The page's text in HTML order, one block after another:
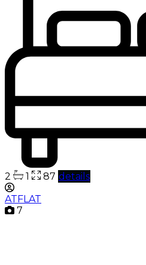
2 1 87 details
ATFLAT
7